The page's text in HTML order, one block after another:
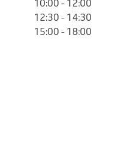
10:00 - 12:00
12:30 - 14:30
15:00 - 18:00